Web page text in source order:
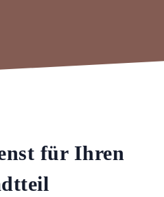
für Ihren